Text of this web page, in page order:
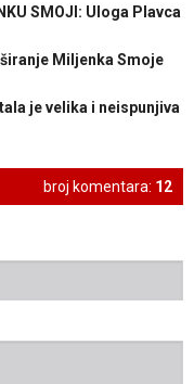
SMOJI: Uloga Plavca
Miljenka Smoje
je velika i neispunjiva
broj komentara: 12